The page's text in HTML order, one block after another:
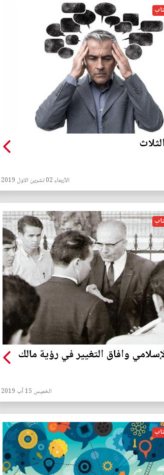
الأربعاء 02 تشرين الاول 2019
وافاق التغيير في رؤية مالك
الخميس 15 آب 2019